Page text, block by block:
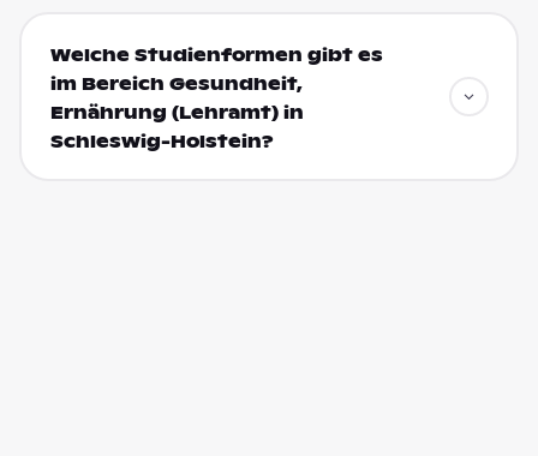
Welche Studienformen gibt es
im Bereich Gesundheit,
Ernährung (Lehramt) in
Schleswig-Holstein?